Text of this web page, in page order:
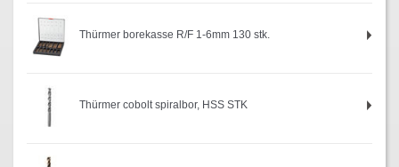
Thürmer borekasse R/F 1-6mm 130 stk.
Thürmer cobolt spiralbor, HSS STK